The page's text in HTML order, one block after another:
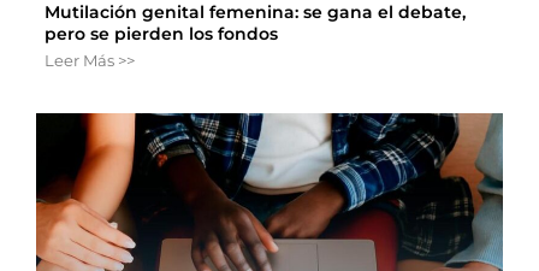
Mutilación genital femenina: se gana el debate,
pero se pierden los fondos
Leer Más >>